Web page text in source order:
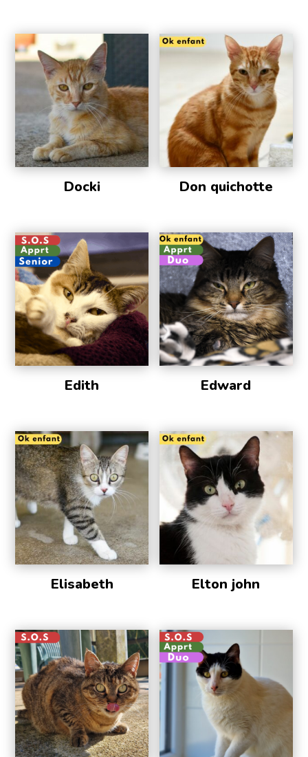
Docki Don quichotte
Edith Edward
Elisabeth Elton john